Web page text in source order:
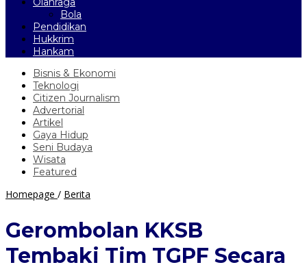
Bola
Pendidikan
Hukkrim
Hankam
Bisnis & Ekonomi
Teknologi
Citizen Journalism
Advertorial
Artikel
Gaya Hidup
Seni Budaya
Wisata
Featured
Homepage / Berita
Tembaki
Tim
TGPF
Secara
Gerombolan KKSB
Tembaki Tim TGPF Secara